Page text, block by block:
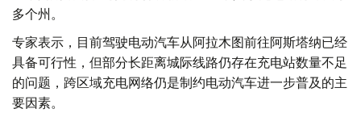
多个州。
专家表示，目前驾驶电动汽车从阿拉木图前往阿斯塔纳已经
具备可行性，但部分长距离城际线路仍存在充电站数量不足
的问题，跨区域充电网络仍是制约电动汽车进一步普及的主
要因素。